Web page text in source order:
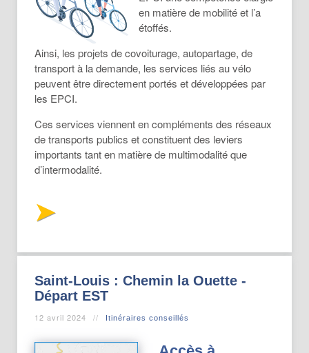
en matière de mobilité et l’a
étoffés.
Ainsi, les projets de covoiturage, autopartage, de
transport à la demande, les services liés au vélo
peuvent être directement portés et développées par
les EPCI.
Ces services viennent en compléments des réseaux
de transports publics et constituent des leviers
importants tant en matière de multimodalité que
d’intermodalité.
Saint-Louis : Chemin la Ouette -
Départ EST
12 avril 2024 Itinéraires conseillés